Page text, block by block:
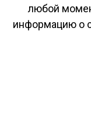
любой
информацию о